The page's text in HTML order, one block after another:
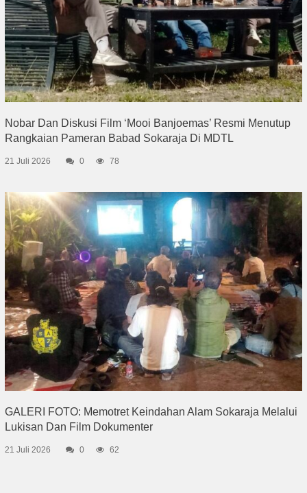
Nobar Dan Diskusi Film ‘Mooi Banjoemas’ Resmi Menutup
Rangkaian Pameran Babad Sokaraja Di MDTL
21 Juli 2026 0 78
GALERI FOTO: Memotret Keindahan Alam Sokaraja Melalui
Lukisan Dan Film Dokumenter
21 Juli 2026 0 62